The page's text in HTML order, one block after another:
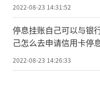
2022-08-23 14:31:52
停息挂账自己可以与银
己怎么去申请信用卡停
2022-08-23 14:26:33